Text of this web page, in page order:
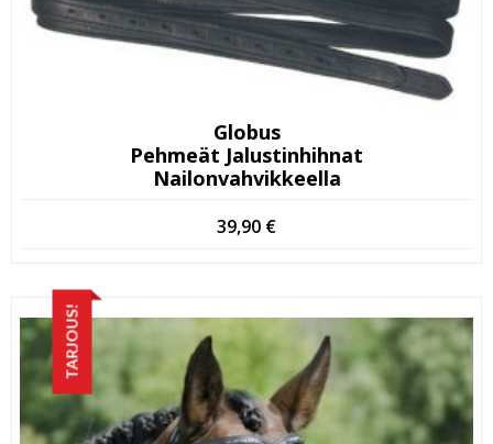
Globus
Pehmeät Jalustinhihnat
Nailonvahvikkeella
39,90 €
TARJOUS!